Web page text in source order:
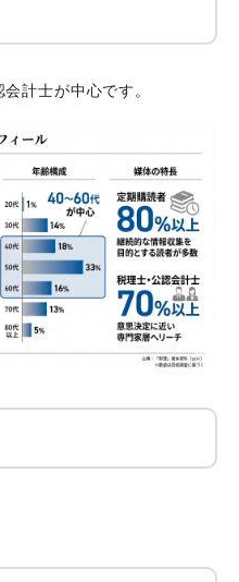
計士が中心です。